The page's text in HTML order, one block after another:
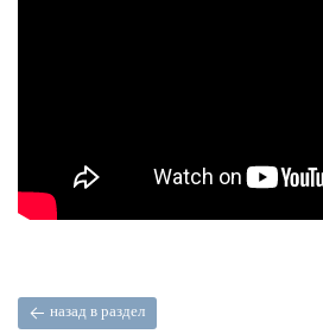
назад в раздел